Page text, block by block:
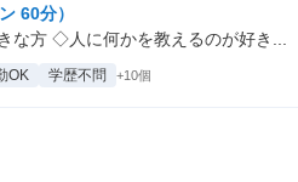
60分）
方 ◇人に何かを教えるのが好き...
OK 学歴不問 +10個